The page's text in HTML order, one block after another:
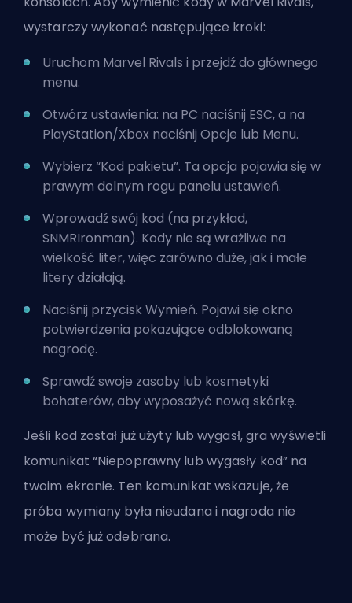
wystarczy wykonać następujące kroki:
Uruchom Marvel Rivals i przejdź do głównego
menu.
Otwórz ustawienia: na PC naciśnij ESC, a na
PlayStation/Xbox naciśnij Opcje lub Menu.
Wybierz “Kod pakietu”. Ta opcja pojawia się w
prawym dolnym rogu panelu ustawień.
Wprowadź swój kod (na przykład,
SNMRIronman). Kody nie są wrażliwe na
wielkość liter, więc zarówno duże, jak i małe
litery działają.
Naciśnij przycisk Wymień. Pojawi się okno
potwierdzenia pokazujące odblokowaną
nagrodę.
Sprawdź swoje zasoby lub kosmetyki
bohaterów, aby wyposażyć nową skórkę.
Jeśli kod został już użyty lub wygasł, gra wyświetli
komunikat “Niepoprawny lub wygasły kod” na
twoim ekranie. Ten komunikat wskazuje, że
próba wymiany była nieudana i nagroda nie
może być już odebrana.